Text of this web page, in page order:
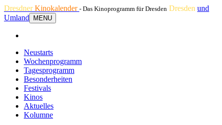
DresdnerKinokalender - Das Kinoprogramm für Dresden Dresden und
Umland
MENU
Neustarts
Wochenprogramm
Tagesprogramm
Besonderheiten
Festivals
Kinos
Aktuelles
Kolumne